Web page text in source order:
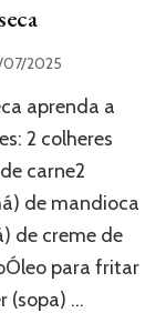
2025
aprenda a
2 colheres
carne2
de mandioca
de creme de
para fritar
(sopa) …